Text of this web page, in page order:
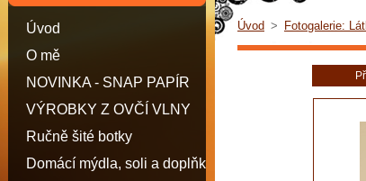
Úvod
O mě
NOVINKA - SNAP PAPÍR
VÝROBKY Z OVČÍ VLNY
Ručně šité botky
Domácí mýdla, soli a doplňky
Úvod > Fotogalerie: